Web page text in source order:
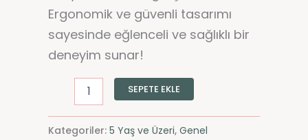
Ergonomik ve güvenli tasarımı
sayesinde eğlenceli ve sağlıklı bir
deneyim sunar!
SEPETE EKLE
Kategoriler: 5 Yaş ve Üzeri, Genel